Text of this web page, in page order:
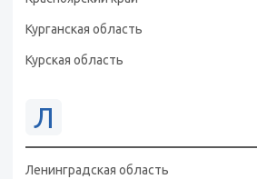
Курганская область
Курская область
Л
Ленинградская область